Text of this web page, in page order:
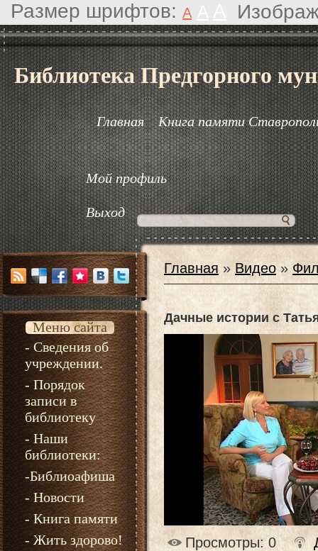
Размер шрифтов: A
Библиотека Предгорного
Главная Книга памяти
Мой профиль
Выход
Меню сайта
- Сведения об
учреждении.
- Порядок
записи в
библиотеку
- Наши
библиотеки:
-Библиоафиша
- Новости
- Книга памяти
- Жить здорово!
Главная »Видео »
Дачные истории с
Просмотры: 0